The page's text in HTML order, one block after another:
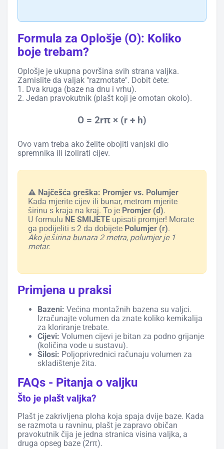
Formula za Oplošje (O): Koliko
boje trebam?
Oplošje je ukupna površina svih strana valjka.
Zamislite da valjak "razmotate". Dobit ćete:
1. Dva kruga (baze na dnu i vrhu).
2. Jedan pravokutnik (plašt koji je omotan okolo).
O = 2rπ × (r + h)
Ovo vam treba ako želite obojiti vanjski dio
spremnika ili izolirati cijev.
⚠️ Najčešća greška: Promjer vs. Polumjer
Kada mjerite cijev ili bunar, metrom mjerite
širinu s kraja na kraj. To je Promjer (d).
U formulu NE SMIJETE upisati promjer! Morate
ga podijeliti s 2 da dobijete Polumjer (r).
Ako je širina bunara 2 metra, polumjer je 1
metar.
Primjena u praksi
Bazeni: Većina montažnih bazena su valjci.
Izračunajte volumen da znate koliko kemikalija
za kloriranje trebate.
Cijevi: Volumen cijevi je bitan za podno grijanje
(količina vode u sustavu).
Silosi: Poljoprivrednici računaju volumen za
skladištenje žita.
FAQs - Pitanja o valjku
Što je plašt valjka?
Plašt je zakrivljena ploha koja spaja dvije baze. Kada
se razmota u ravninu, plašt je zapravo običan
pravokutnik čija je jedna stranica visina valjka, a
druga opseg baze (2rπ).